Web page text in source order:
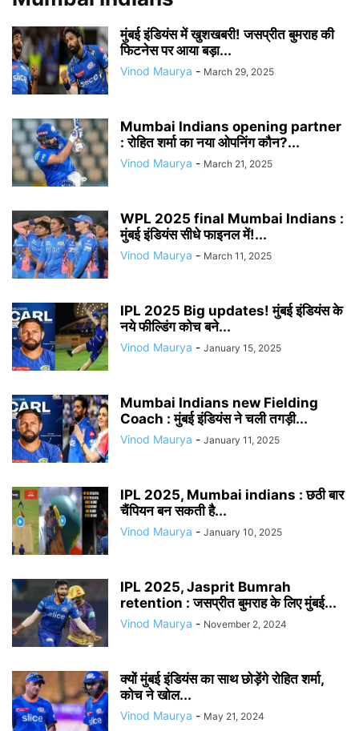
मुंबई इंडियंस में खुशखबरी! जसप्रीत बुमराह की
फिटनेस पर आया बड़ा...
Vinod Maurya - March 29, 2025
Mumbai Indians opening partner
: रोहित शर्मा का नया ओपनिंग कौन?...
Vinod Maurya - March 21, 2025
WPL 2025 final Mumbai Indians :
मुंबई इंडियंस सीधे फाइनल में!...
Vinod Maurya - March 11, 2025
IPL 2025 Big updates! मुंबई इंडियंस के
नये फील्डिंग कोच बने...
Vinod Maurya - January 15, 2025
Mumbai Indians new Fielding
Coach : मुंबई इंडियंस ने चली तगड़ी...
Vinod Maurya - January 11, 2025
IPL 2025, Mumbai indians : छठी बार
चैंपियन बन सकती है...
Vinod Maurya - January 10, 2025
IPL 2025, Jasprit Bumrah
retention : जसप्रीत बुमराह के लिए मुंबई...
Vinod Maurya - November 2, 2024
क्यों मुंबई इंडियंस का साथ छोड़ेंगे रोहित शर्मा,
कोच ने खोल...
Vinod Maurya - May 21, 2024